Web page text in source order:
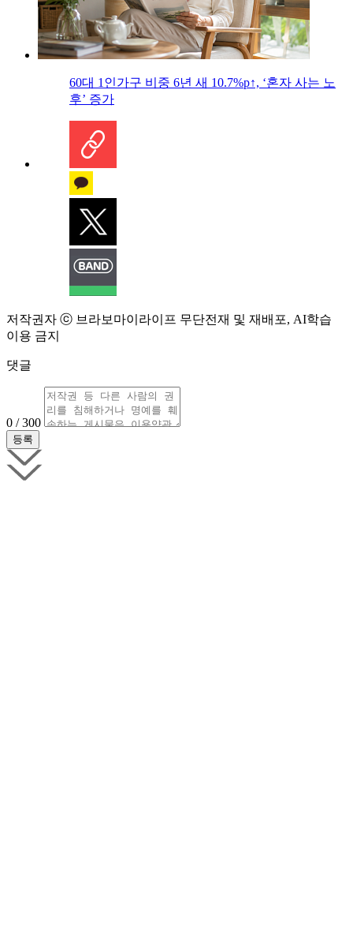
60대 1인가구 비중 6년 새 10.7%p↑, ‘혼자 사는 노
후’ 증가
저작권자 ⓒ 브라보마이라이프 무단전재 및 재배포, AI학습
이용 금지
댓글
0 / 300